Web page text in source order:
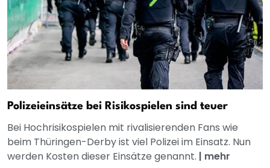
Polizeieinsätze bei Risikospielen sind teuer
Bei Hochrisikospielen mit rivalisierenden Fans wie
beim Thüringen-Derby ist viel Polizei im Einsatz. Nun
werden Kosten dieser Einsätze genannt. | mehr